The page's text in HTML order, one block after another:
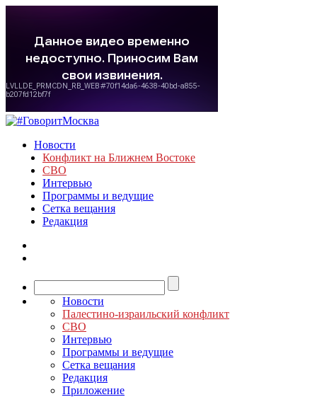
Новости
Конфликт на Ближнем Востоке
СВО
Интервью
Программы и ведущие
Сетка вещания
Редакция
Новости
Палестино-израильский конфликт
СВО
Интервью
Программы и ведущие
Сетка вещания
Редакция
Приложение